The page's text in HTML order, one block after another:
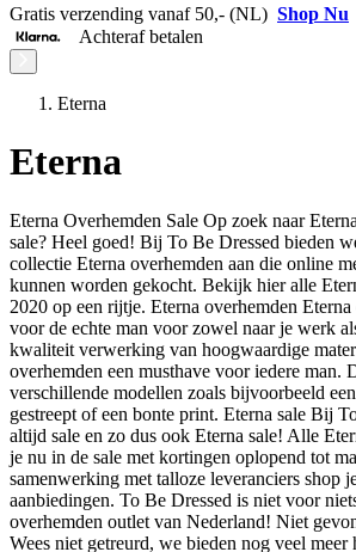
Gratis verzending vanaf 50,- (NL) Shop Nu
Achteraf betalen
Eterna
Eterna
Eterna Overhemden Sale Op zoek naar
sale? Heel goed! Bij To Be Dressed bieden
collectie Eterna overhemden aan die online
kunnen worden gekocht. Bekijk hier alle
2020 op een rijtje. Eterna overhemden
voor de echte man voor zowel naar je werk
kwaliteit verwerking van hoogwaardige
overhemden een musthave voor iedere man.
verschillende modellen zoals bijvoorbeeld
gestreept of een bonte print. Eterna sale Bij
altijd sale en zo dus ook Eterna sale! Alle
je nu in de sale met kortingen oplopend tot
samenwerking met talloze leveranciers shop
aanbiedingen. To Be Dressed is niet voor
overhemden outlet van Nederland! Niet
Wees niet getreurd, we bieden nog veel meer